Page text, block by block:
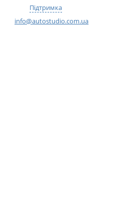
Підтримка
info@autostudio.com.ua